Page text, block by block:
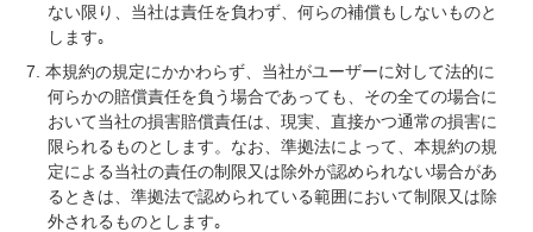
ない限り、当社は責任を負わず、何らの補償もしないものと
します｡
本規約の規定にかかわらず、当社がユーザーに対して法的に
何らかの賠償責任を負う場合であっても、その全ての場合に
おいて当社の損害賠償責任は、現実、直接かつ通常の損害に
限られるものとします。なお、準拠法によって、本規約の規
定による当社の責任の制限又は除外が認められない場合があ
るときは、準拠法で認められている範囲において制限又は除
外されるものとします｡